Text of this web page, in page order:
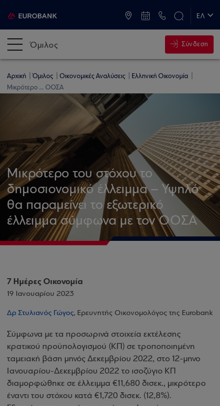
ΕΛ
Όμιλος Σύνδεση
Αρχική Όμιλος Οικονομικές Αναλύσεις
Ελληνική Οικονομία
Μικρότερο ... ΟΟΣΑ
Μικρότερο του στόχου το
δημοσιονομικό έλλειμμα – Υψηλό
θα παραμείνει το εξωτερικό
έλλειμμα σύμφωνα με τον ΟΟΣΑ
7 Ημέρες Οικονομία
19 Ιανουαρίου 2023
Δρ Στυλιανός Γώγος, Ερευνητής Οικονομολόγος της Eurobank
Σύμφωνα με τα προσωρινά στοιχεία εκτέλεσης
κρατικού προϋπολογισμού (ΚΠ) σε τροποποιημένη
ταμειακή βάση μηνός Δεκεμβρίου 2022, στο 12-μηνο
Ιανουαρίου-Δεκεμβρίου 2022 το ισοζύγιο ΚΠ
διαμορφώθηκε σε έλλειμμα €11,680 δισεκ., μικρότερο
έναντι του στόχου κατά €1,720 δισεκ. (12,8%).